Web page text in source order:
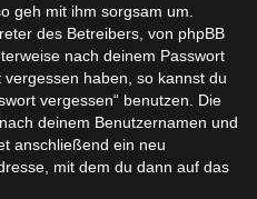
geh mit ihm sorgsam um.
des Betreibers, von phpBB
nach deinem Passwort
haben, so kannst du
vergessen“ benutzen. Die
deinem Benutzernamen und
anschließend ein neu
mit dem du dann auf das